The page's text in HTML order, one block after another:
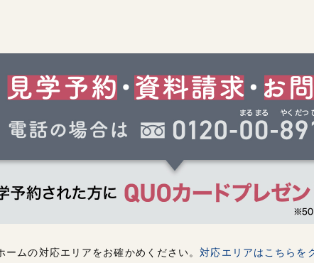
ームの対応エリアをお確かめください。対応エリアはこちらを